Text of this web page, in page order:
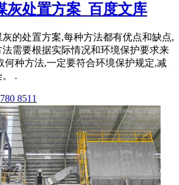
灰处置方案_百度文库
的处置方案,每种方法都有优点和缺点,
需要根据实际情况和环境保护要求来
何种方法,一定要符合环境保护规定,减
.
8511